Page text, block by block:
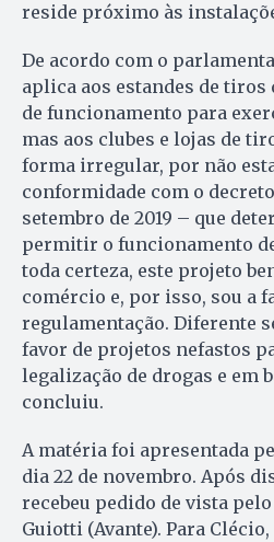
reside próximo às
De acordo com o
aplica aos estandes de tiros
de funcionamento para
mas aos clubes e lojas de
forma irregular, por não
conformidade com o decreto
setembro de 2019 – que
permitir o funcionamento
toda certeza, este projeto
comércio e, por isso, sou a
regulamentação. Diferente
favor de projetos nefastos
legalização de drogas e em
concluiu.
A matéria foi apresentada
dia 22 de novembro. Após
recebeu pedido de vista
Guiotti (Avante). Para